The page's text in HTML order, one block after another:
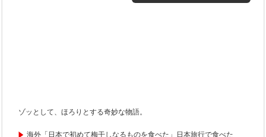
ゾッとして、ほろりとする奇妙な物語。
海外「日本で初めて梅干しなるものを食べた」日本旅行で食べた